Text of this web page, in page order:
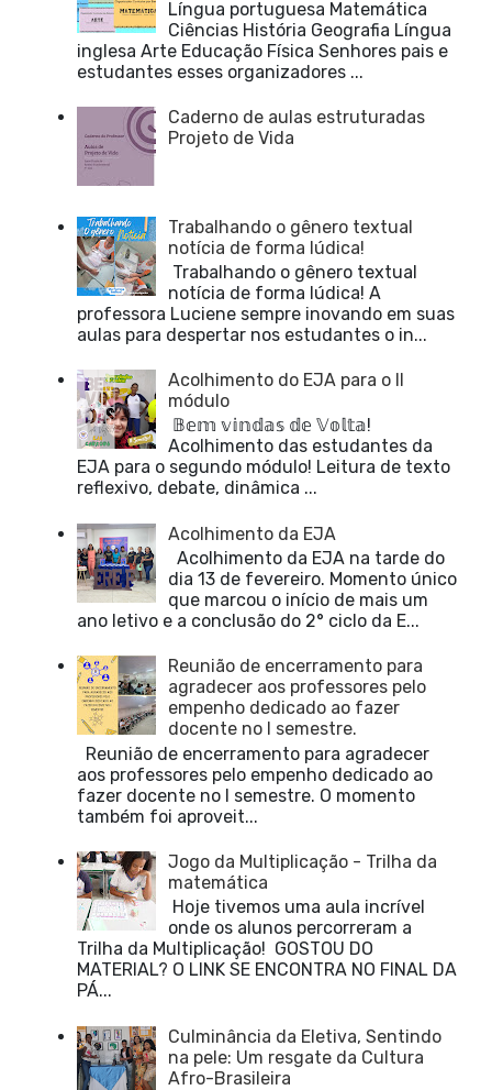
Língua portuguesa Matemática
Ciências História Geografia Língua
inglesa Arte Educação Física Senhores pais e
estudantes esses organizadores ...
Caderno de aulas estruturadas
Projeto de Vida
Trabalhando o gênero textual
notícia de forma lúdica!
Trabalhando o gênero textual
notícia de forma lúdica! A
professora Luciene sempre inovando em suas
aulas para despertar nos estudantes o in...
Acolhimento do EJA para o II
módulo
𝔹𝕖𝕞 𝕧𝕚𝕟𝕕𝕒𝕤 𝕕𝕖 𝕍𝕠𝕝𝕥𝕒!
Acolhimento das estudantes da
EJA para o segundo módulo! Leitura de texto
reflexivo, debate, dinâmica ...
Acolhimento da EJA
Acolhimento da EJA na tarde do
dia 13 de fevereiro. Momento único
que marcou o início de mais um
ano letivo e a conclusão do 2° ciclo da E...
Reunião de encerramento para
agradecer aos professores pelo
empenho dedicado ao fazer
docente no I semestre.
Reunião de encerramento para agradecer
aos professores pelo empenho dedicado ao
fazer docente no I semestre. O momento
também foi aproveit...
Jogo da Multiplicação - Trilha da
matemática
Hoje tivemos uma aula incrível
onde os alunos percorreram a
Trilha da Multiplicação! GOSTOU DO
MATERIAL? O LINK SE ENCONTRA NO FINAL DA
PÁ...
Culminância da Eletiva, Sentindo
na pele: Um resgate da Cultura
Afro-Brasileira